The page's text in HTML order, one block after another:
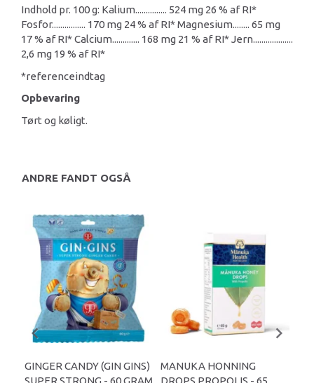
Indhold pr. 100 g: Kalium............... 524 mg 26 % af RI*
Fosfor................ 170 mg 24 % af RI* Magnesium........ 65 mg
17 % af RI* Calcium............. 168 mg 21 % af RI* Jern...................
2,6 mg 19 % af RI*
*referenceindtag
Opbevaring
Tørt og køligt.
ANDRE FANDT OGSÅ
GINGER CANDY (GIN GINS)
MANUKA HONNING